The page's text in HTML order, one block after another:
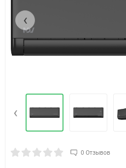
‹
‹
0 Отзывов